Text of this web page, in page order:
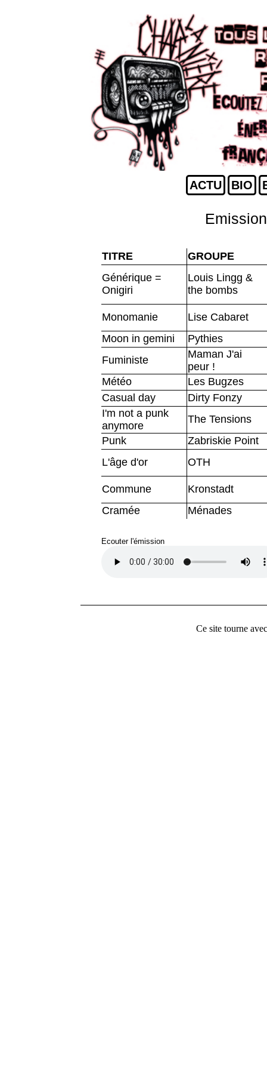
ACTU BIO
TITRE
GROUPE
Générique =
Onigiri
Louis Lingg &
the bombs
Monomanie
Lise Cabaret
Moon in gemini
Pythies
Fuministe
Maman J'ai
peur !
Météo
Les Bugzes
Casual day
Dirty Fonzy
I'm not a punk
anymore
The Tensions
Punk
Zabriskie Point
L'âge d'or
OTH
Commune
Kronstadt
Cramée
Ménades
Ecouter l'émission
Ce site tourne